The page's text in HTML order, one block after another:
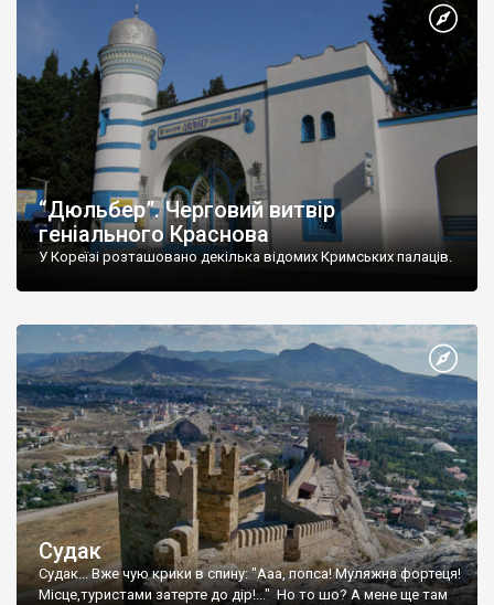
“Дюльбер”. Черговий витвір
геніального Краснова
У Кореїзі розташовано декілька відомих Кримських палаців.
Судак
Судак... Вже чую крики в спину: "Ааа, попса! Муляжна фортеця!
Місце,туристами затерте до дір!..." Но то шо? А мене ще там